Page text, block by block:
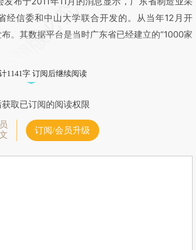
经信委和中山大学联合开发的。从当年12月开
。其数据平台是当时广东省已经建立的“1000家
1141字 订阅后继续阅读
取已订阅的阅读权限
订阅/会员升级